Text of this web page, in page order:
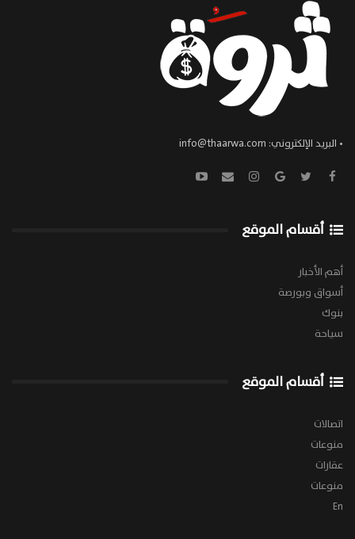
• البريد الإلكتروني: info@thaarwa.com
أقسام الموقع
أهم الأخبار
أسواق وبورصة
بنوك
سياحة
أقسام الموقع
اتصالات
منوعات
عقارات
منوعات
En